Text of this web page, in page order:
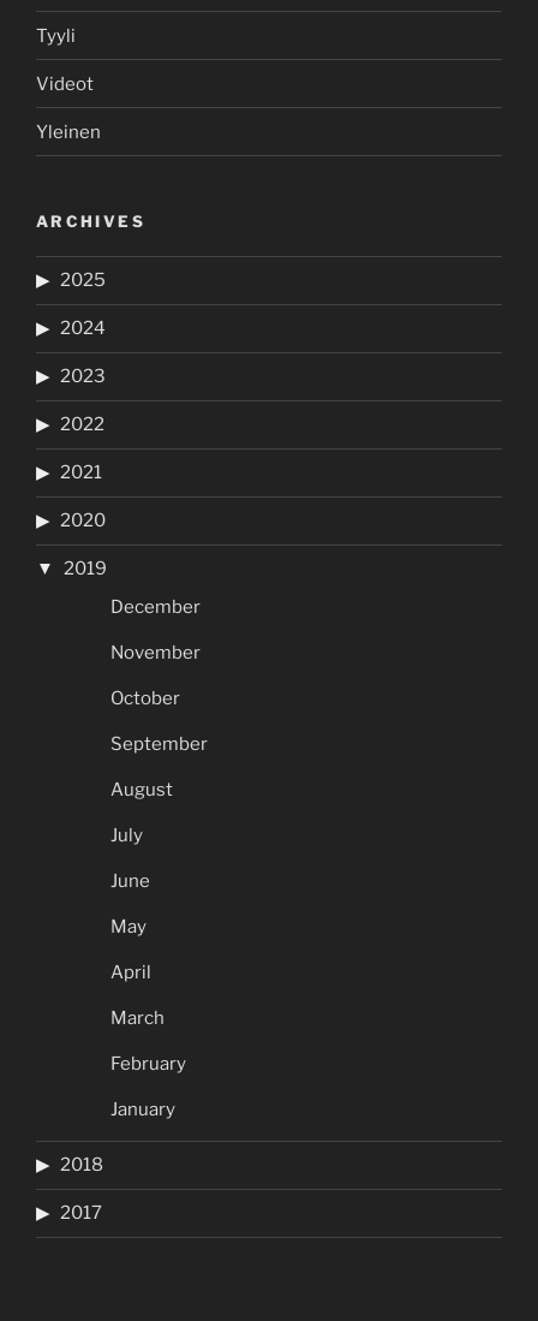
Tyyli
Videot
Yleinen
ARCHIVES
2025
2024
2023
2022
2021
2020
2019
December
November
October
September
August
July
June
May
April
March
February
January
2018
2017